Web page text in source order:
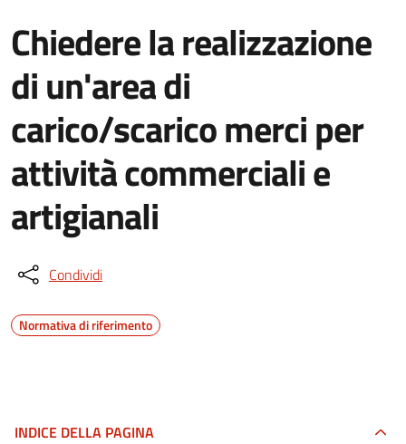
Chiedere la realizzazione
di un'area di
carico/scarico merci per
attività commerciali e
artigianali
Condividi
Normativa di riferimento
INDICE DELLA PAGINA